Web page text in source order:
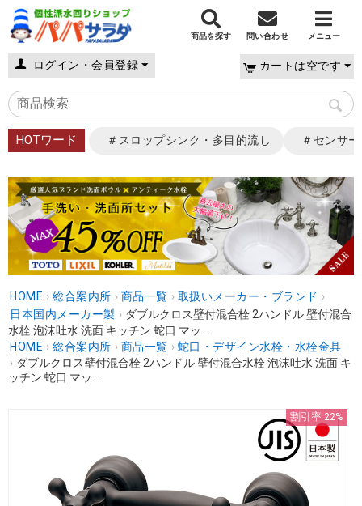
商品を探す 問い合わせ メニュー
ログイン・会員登録 カートは空です
HOTワード ＃スロップシンク・多目的流し ＃センサ
HOME › 総合案内所 › 商品一覧 › 取扱いメーカー・ブランド ›
日本国内メーカー製 › ダブルクロス壁付混合栓 2ハンドル 壁付混合
水栓 泡沫吐水 洗面 キッチン 蛇口 マッ...
HOME › 総合案内所 › 商品一覧 › 蛇口・デザイン水栓・水栓金具
› ダブルクロス壁付混合栓 2ハンドル 壁付混合水栓 泡沫吐水 洗面 キ
ッチン 蛇口 マッ...
割引率 22%